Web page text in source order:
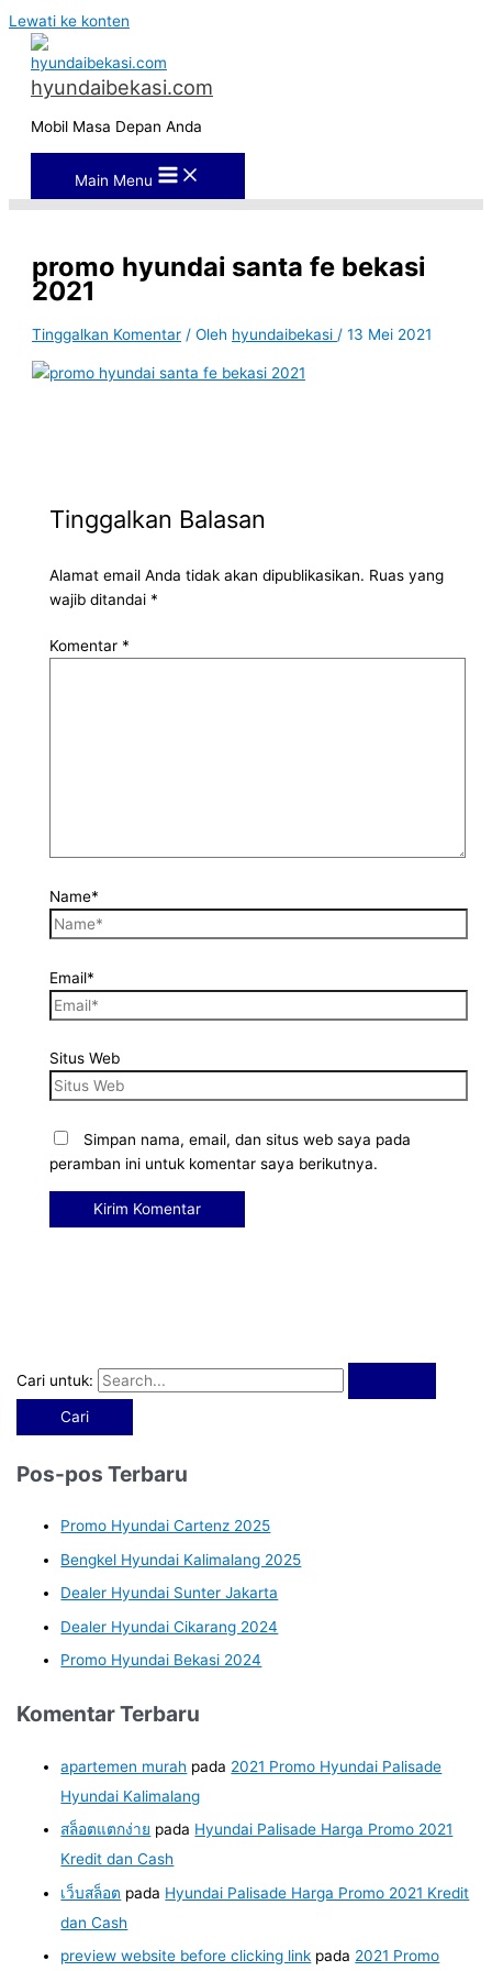
Lewati ke konten
hyundaibekasi.com
Mobil Masa Depan Anda
Main Menu
Cari untuk:
Pos-pos Terbaru
Promo Hyundai Cartenz 2025
Bengkel Hyundai Kalimalang 2025
Dealer Hyundai Sunter Jakarta
Dealer Hyundai Cikarang 2024
Promo Hyundai Bekasi 2024
Komentar Terbaru
apartemen murah pada 2021 Promo Hyundai Palisade
Hyundai Kalimalang
สล็อตแตกง่าย pada Hyundai Palisade Harga Promo 2021
Kredit dan Cash
เว็บสล็อต pada Hyundai Palisade Harga Promo 2021 Kredit
dan Cash
preview website before clicking link pada 2021 Promo
promo hyundai santa fe bekasi
2021
Tinggalkan Komentar / Oleh hyundaibekasi/13 Mei 2021
Tinggalkan Balasan
Alamat email Anda tidak akan dipublikasikan. Ruas yang
wajib ditandai *
Komentar *
Name*
Email*
Situs Web
Simpan nama, email, dan situs web saya pada
peramban ini untuk komentar saya berikutnya.